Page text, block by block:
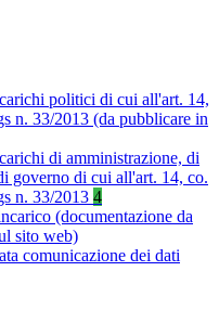
politici di cui all'art. 14,
n. 33/2013 (da pubblicare in
di amministrazione, di
governo di cui all'art. 14, co.
n. 33/2013 4
(documentazione da
sito web)
comunicazione dei dati